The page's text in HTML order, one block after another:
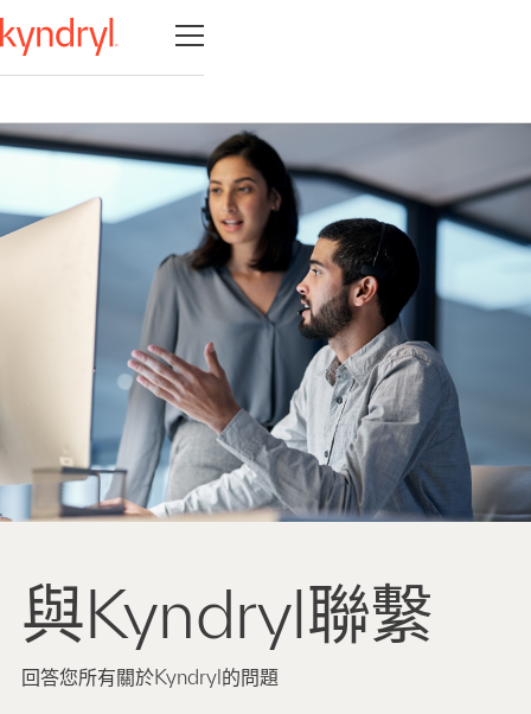
Open navigation
與Kyndryl聯繫
回答您所有關於Kyndryl的問題